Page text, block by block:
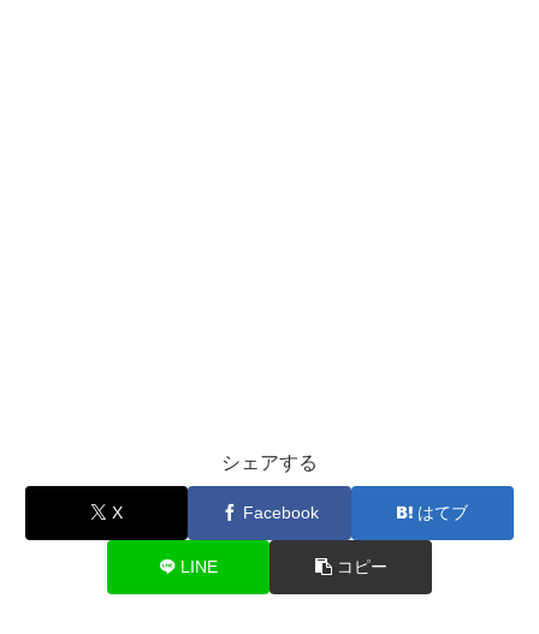
シェアする
X Facebook はてブ
LINE コピー